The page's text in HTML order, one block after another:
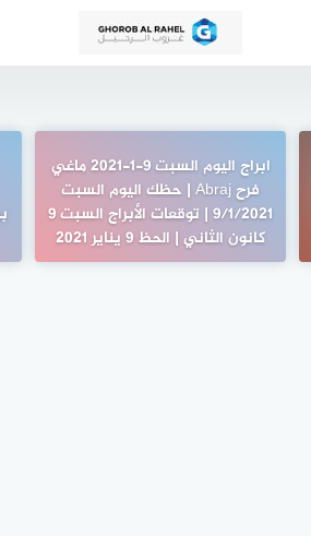
ابراج اليوم السبت 9-1-2021 ماغي
فرح Abraj | حظك اليوم السبت
9/1/2021 | توقعات الأبراج السبت 9
كانون الثاني | الحظ 9 يناير 2021